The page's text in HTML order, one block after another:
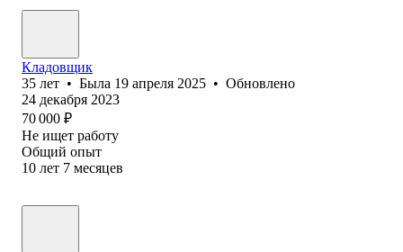
Кладовщик
35 лет • Была 19 апреля 2025 • Обновлено
24 декабря 2023
70 000 ₽
Не ищет работу
Общий опыт
10 лет 7 месяцев